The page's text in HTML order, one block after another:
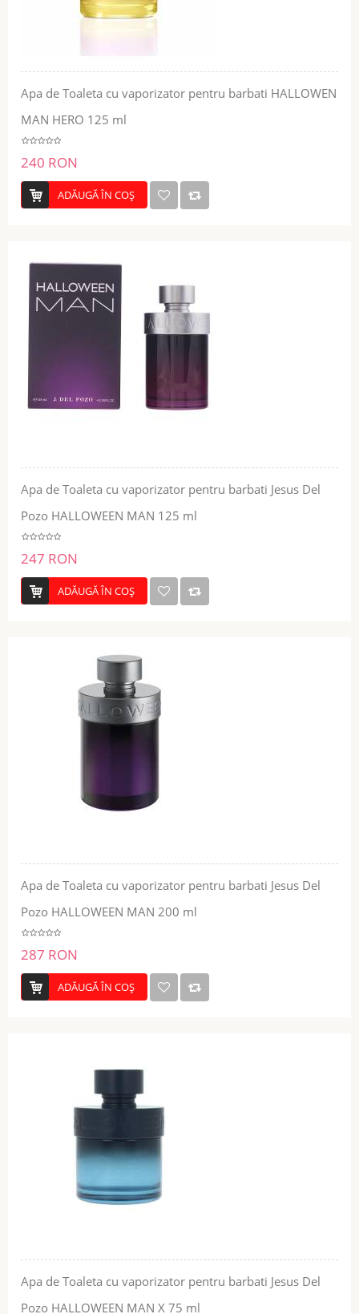
Apa de Toaleta cu vaporizator pentru barbati HALLOWEN
MAN HERO 125 ml
240 RON
ADĂUGĂ ÎN COŞ
Apa de Toaleta cu vaporizator pentru barbati Jesus Del
Pozo HALLOWEEN MAN 125 ml
247 RON
ADĂUGĂ ÎN COŞ
Apa de Toaleta cu vaporizator pentru barbati Jesus Del
Pozo HALLOWEEN MAN 200 ml
287 RON
ADĂUGĂ ÎN COŞ
Apa de Toaleta cu vaporizator pentru barbati Jesus Del
Pozo HALLOWEEN MAN X 75 ml